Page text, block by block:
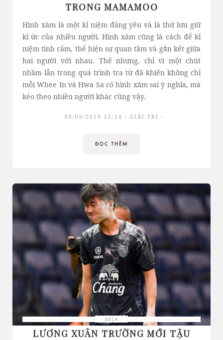
TRONG MAMAMOO
Hình xăm là một kỉ niệm đáng yêu và là thứ lưu giữ
kí ức của nhiều người. Hình xăm cũng là cách để kỉ
niệm tình cảm, thể hiện sự quan tâm và gắn kết giữa
hai người với nhau. Thế nhưng, chỉ vì một chút
nhầm lẫn trong quá trình tra từ đã khiến không chỉ
mỗi Whee In và Hwa Sa có hình xăm sai ý nghĩa, mà
kéo theo nhiều người khác cũng vậy.
09/06/2019 21:14 GIẢI TRÍ
ĐỌC THÊM
BELA
LƯƠNG XUÂN TRƯỜNG MỚI TẬU